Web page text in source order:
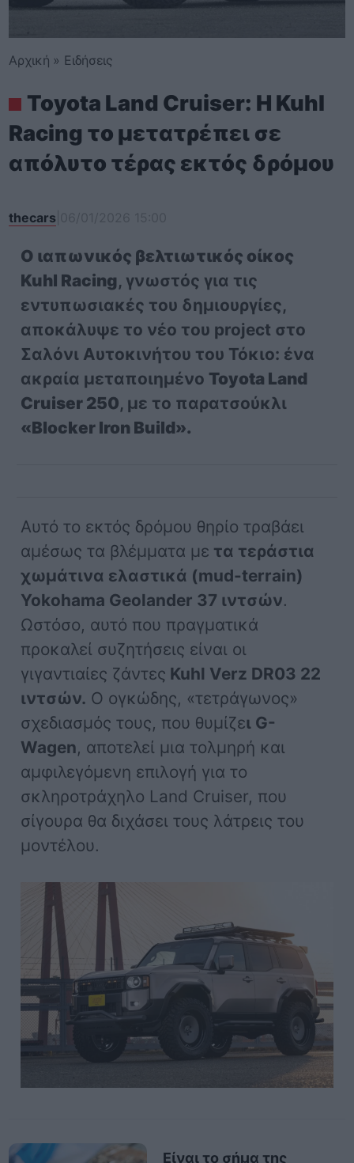
Αρχική » Ειδήσεις
Toyota Land Cruiser: Η Kuhl
Racing το μετατρέπει σε
απόλυτο τέρας εκτός δρόμου
thecars
Ο ιαπωνικός βελτιωτικός οίκος
Kuhl Racing, γνωστός για τις
εντυπωσιακές του δημιουργίες,
αποκάλυψε το νέο του project στο
Σαλόνι Αυτοκινήτου του Τόκιο: ένα
ακραία μεταποιημένο Toyota Land
Cruiser 250, με το παρατσούκλι
«Blocker Iron Build».
Αυτό το εκτός δρόμου θηρίο τραβάει
αμέσως τα βλέμματα με τα τεράστια
χωμάτινα ελαστικά (mud-terrain)
Yokohama Geolander 37 ιντσών.
Ωστόσο, αυτό που πραγματικά
προκαλεί συζητήσεις είναι οι
γιγαντιαίες ζάντες Kuhl Verz DR03 22
ιντσών. Ο ογκώδης, «τετράγωνος»
σχεδιασμός τους, που θυμίζει G-
Wagen, αποτελεί μια τολμηρή και
αμφιλεγόμενη επιλογή για το
σκληροτράχηλο Land Cruiser, που
σίγουρα θα διχάσει τους λάτρεις του
μοντέλου.
Είναι το σήμα της